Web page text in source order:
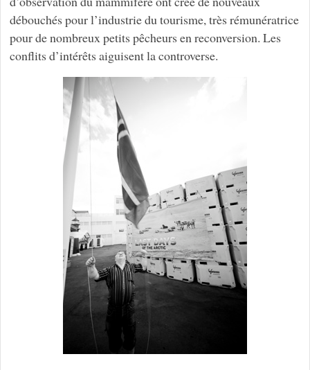
débouchés pour l’industrie du tourisme, très rémunératrice
pour de nombreux petits pêcheurs en reconversion. Les
conflits d’intérêts aiguisent la controverse.